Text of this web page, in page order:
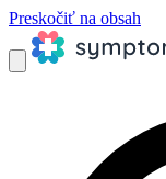
Preskočiť na obsah